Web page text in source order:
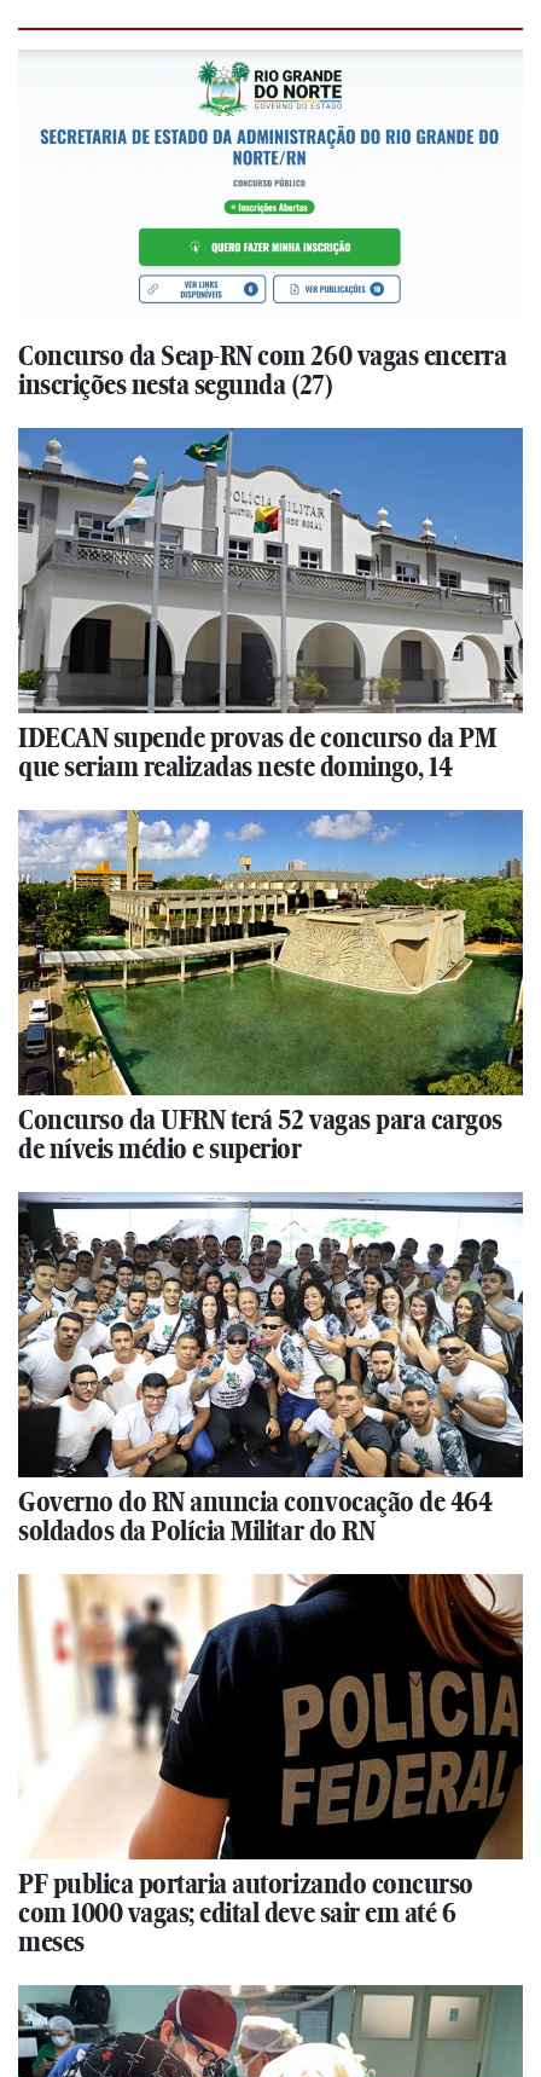
Concurso da Seap-RN com 260 vagas encerra
inscrições nesta segunda (27)
IDECAN supende provas de concurso da PM
que seriam realizadas neste domingo, 14
Concurso da UFRN terá 52 vagas para cargos
de níveis médio e superior
Governo do RN anuncia convocação de 464
soldados da Polícia Militar do RN
PF publica portaria autorizando concurso
com 1000 vagas; edital deve sair em até 6
meses